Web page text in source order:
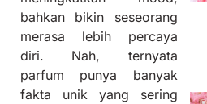
bahkan bikin seseorang
merasa lebih percaya
diri. Nah, ternyata
parfum punya banyak
fakta unik yang sering